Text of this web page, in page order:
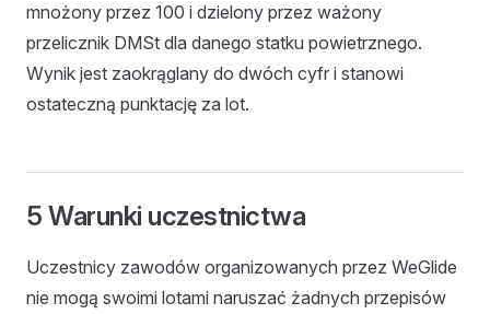
mnożony przez 100 i dzielony przez ważony
przelicznik DMSt dla danego statku powietrznego.
Wynik jest zaokrąglany do dwóch cyfr i stanowi
ostateczną punktację za lot.
5 Warunki uczestnictwa
Uczestnicy zawodów organizowanych przez WeGlide
nie mogą swoimi lotami naruszać żadnych przepisów